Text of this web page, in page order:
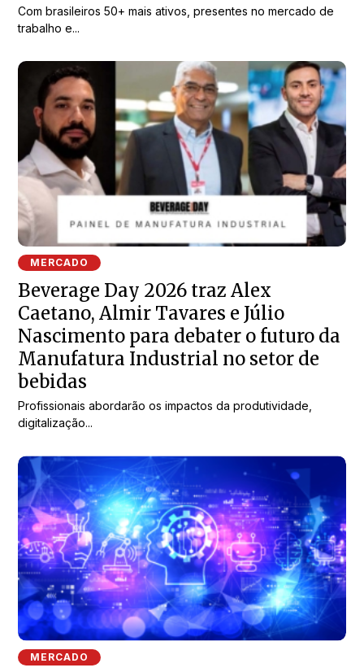
Com brasileiros 50+ mais ativos, presentes no mercado de
trabalho e...
MERCADO
Beverage Day 2026 traz Alex
Caetano, Almir Tavares e Júlio
Nascimento para debater o futuro da
Manufatura Industrial no setor de
bebidas
Profissionais abordarão os impactos da produtividade,
digitalização...
MERCADO